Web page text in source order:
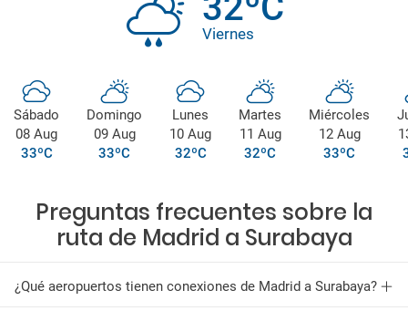
Viernes
Sábado
08 Aug
33ºC
Domingo
09 Aug
33ºC
Lunes
10 Aug
32ºC
Martes
11 Aug
32ºC
Miércoles
12 Aug
33ºC
Preguntas frecuentes sobre la
ruta de Madrid a Surabaya
¿Qué aeropuertos tienen conexiones de Madrid a Surabaya?